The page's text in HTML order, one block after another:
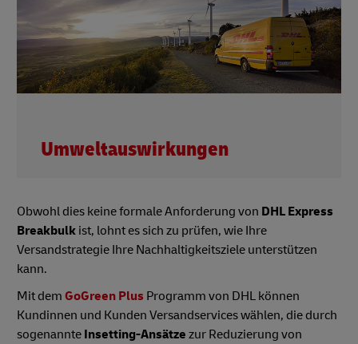
Umweltauswirkungen
Obwohl dies keine formale Anforderung von DHL Express
Breakbulk ist, lohnt es sich zu prüfen, wie Ihre
Versandstrategie Ihre Nachhaltigkeitsziele unterstützen
kann.
Mit dem GoGreen Plus Programm von DHL können
Kundinnen und Kunden Versandservices wählen, die durch
sogenannte Insetting-Ansätze zur Reduzierung von